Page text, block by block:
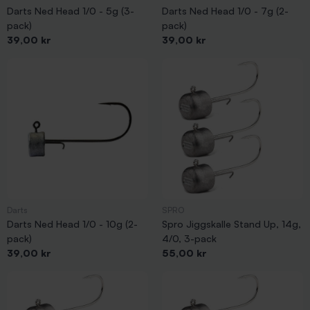
Darts Ned Head 1/0 - 5g (3-
pack)
Pris
39,00 kr
Darts Ned Head 1/0 - 7g (2-
pack)
Pris
39,00 kr
Darts Ned Head 1/0 - 10g (2-
pack)
Pris
39,00 kr
Spro Jiggskalle Stand Up, 14g,
4/0, 3-pack
Pris
55,00 kr